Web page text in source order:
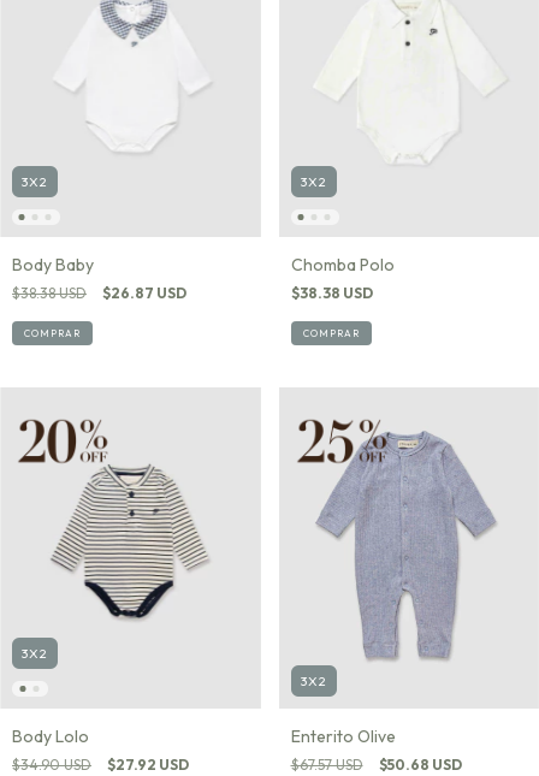
3X2
Body Baby
$38.38 USD $26.87 USD
COMPRAR
3X2
Chomba Polo
$38.38 USD
COMPRAR
3X2
Body Lolo
$34.90 USD $27.92 USD
3X2
Enterito Olive
$67.57 USD $50.68 USD